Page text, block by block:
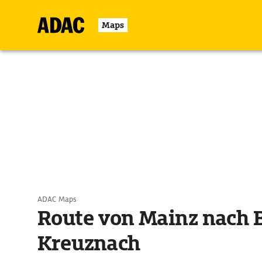
Maps
ADAC Maps
Route von Mainz nach
Kreuznach